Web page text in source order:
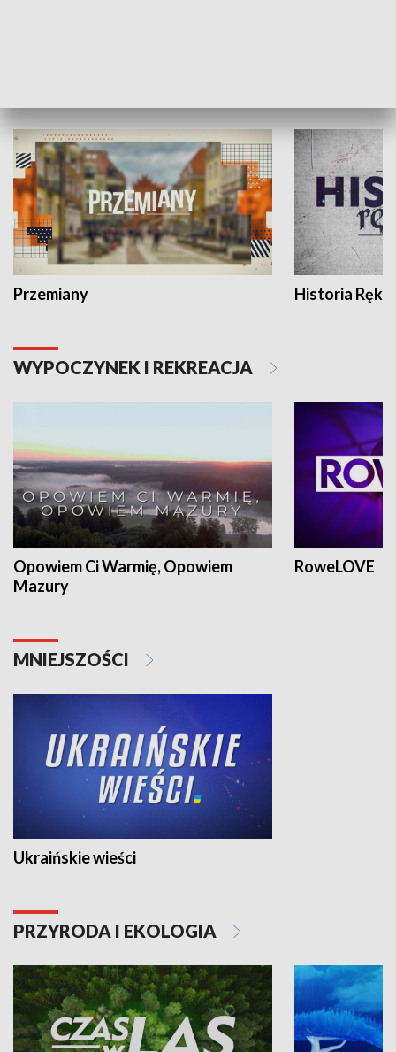
Przemiany Historia Ręką
WYPOCZYNEK I REKREACJA
Opowiem Ci Warmię, Opowiem
Mazury
RoweLOVE
MNIEJSZOŚCI
Ukraińskie wieści
PRZYRODA I EKOLOGIA